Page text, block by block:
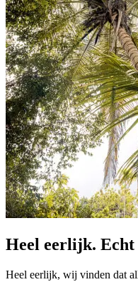
Heel eerlijk. Echt
Heel eerlijk, wij vinden dat